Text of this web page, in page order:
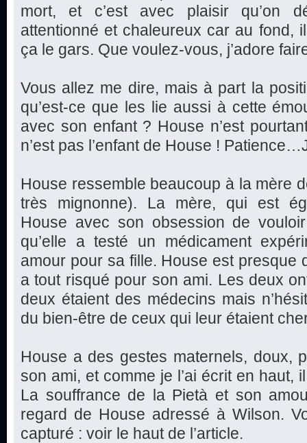
mort, et c’est avec plaisir qu’on
attentionné et chaleureux car au fond,
ça le gars. Que voulez-vous, j’adore
Vous allez me dire, mais à part la
qu’est-ce que les lie aussi à cette
avec son enfant ? House n’est
n’est pas l’enfant de House !
House ressemble beaucoup à la mère
très mignonne). La mère, qui est
House avec son obsession de
qu’elle a testé un médicament
amour pour sa fille. House est presque
a tout risqué pour son ami. Les deux
deux étaient des médecins mais
du bien-être de ceux qui leur étaient
House a des gestes maternels, doux,
son ami, et comme je l’ai écrit en haut,
La souffrance de la Pietà et son
regard de House adressé à Wilson.
capturé : voir le haut de l’article.